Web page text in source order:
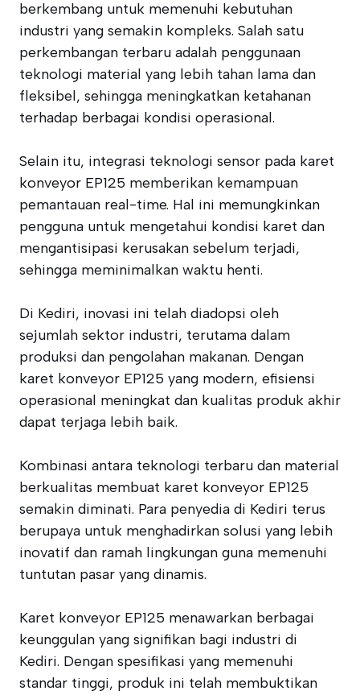
berkembang untuk memenuhi kebutuhan
industri yang semakin kompleks. Salah satu
perkembangan terbaru adalah penggunaan
teknologi material yang lebih tahan lama dan
fleksibel, sehingga meningkatkan ketahanan
terhadap berbagai kondisi operasional.
Selain itu, integrasi teknologi sensor pada karet
konveyor EP125 memberikan kemampuan
pemantauan real-time. Hal ini memungkinkan
pengguna untuk mengetahui kondisi karet dan
mengantisipasi kerusakan sebelum terjadi,
sehingga meminimalkan waktu henti.
Di Kediri, inovasi ini telah diadopsi oleh
sejumlah sektor industri, terutama dalam
produksi dan pengolahan makanan. Dengan
karet konveyor EP125 yang modern, efisiensi
operasional meningkat dan kualitas produk akhir
dapat terjaga lebih baik.
Kombinasi antara teknologi terbaru dan material
berkualitas membuat karet konveyor EP125
semakin diminati. Para penyedia di Kediri terus
berupaya untuk menghadirkan solusi yang lebih
inovatif dan ramah lingkungan guna memenuhi
tuntutan pasar yang dinamis.
Karet konveyor EP125 menawarkan berbagai
keunggulan yang signifikan bagi industri di
Kediri. Dengan spesifikasi yang memenuhi
standar tinggi, produk ini telah membuktikan